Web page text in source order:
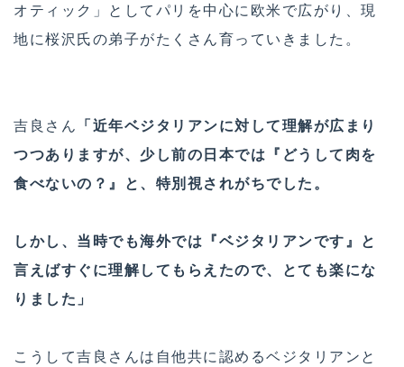
オティック」としてパリを中心に欧米で広がり、現
地に桜沢氏の弟子がたくさん育っていきました。
吉良さん 「近年ベジタリアンに対して理解が広まり
つつありますが、少し前の日本では『どうして肉を
食べないの？』と、特別視されがちでした。
しかし、当時でも海外では『ベジタリアンです』と
言えばすぐに理解してもらえたので、とても楽にな
りました」
こうして吉良さんは自他共に認めるベジタリアンと